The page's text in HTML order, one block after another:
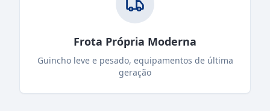
Frota Própria Moderna
Guincho leve e pesado, equipamentos de última
geração